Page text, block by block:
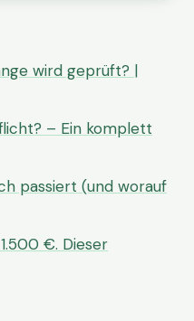
wird geprüft? |
– Ein komplett
passiert (und worauf
€. Dieser